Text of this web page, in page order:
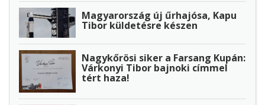
Magyarország új űrhajósa, Kapu
Tibor küldetésre készen
Nagykőrösi siker a Farsang Kupán:
Várkonyi Tibor bajnoki címmel
tért haza!